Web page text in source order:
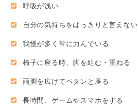
呼吸が浅い
自分の気持ちをはっきりと言えない
我慢が多く常に力んでいる
椅子に座る時、脚を組む・重ねる
両脚を広げてペタンと座る
長時間、ゲームやスマホをする